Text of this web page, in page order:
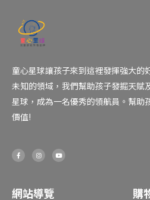
童心星球讓孩子來到這裡發揮強大的
未知的領域，我們幫助孩子發掘天賦
星球，成為一名優秀的領航員。幫助
價值!
F
a
c
k
-
I
n
s
a
m
Y
o
u
網站導覽 購